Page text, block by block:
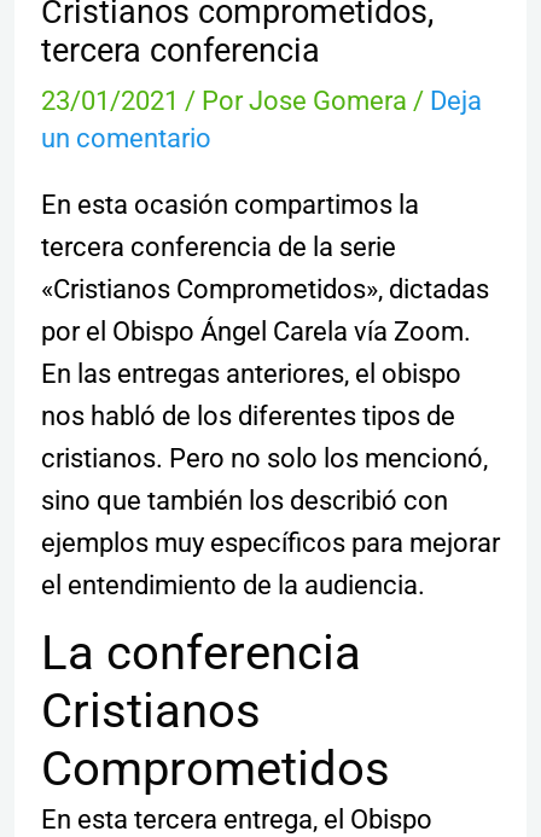
Cristianos comprometidos,
tercera conferencia
23/01/2021 / PorJose Gomera / Deja
un comentario
En esta ocasión compartimos la
tercera conferencia de la serie
«Cristianos Comprometidos», dictadas
por el Obispo Ángel Carela vía Zoom.
En las entregas anteriores, el obispo
nos habló de los diferentes tipos de
cristianos. Pero no solo los mencionó,
sino que también los describió con
ejemplos muy específicos para mejorar
el entendimiento de la audiencia.
La conferencia
Cristianos
Comprometidos
En esta tercera entrega, el Obispo